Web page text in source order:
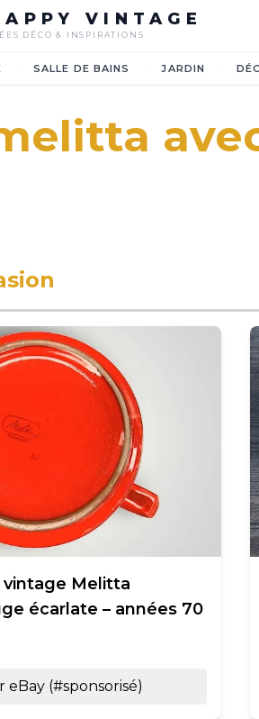
VINTAGE
DÉCO & INSPIRATIONS
SALLE DE BAINS JARDIN
vintage Melitta
écarlate – années 70
eBay (#sponsorisé)